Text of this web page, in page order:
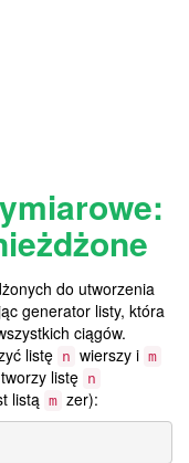
do utworzenia
generator listy, która
ciągów.
listę n wierszy i m
listę n
listą m zer):